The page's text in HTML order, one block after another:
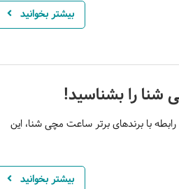
بیشتر بخوانید
با برندهای برتر ساعت مچی شنا، این
بیشتر بخوانید